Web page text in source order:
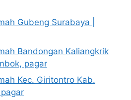
Gubeng Surabaya |
Bandongan Kaliangkrik
pagar
Kec. Giritontro Kab.